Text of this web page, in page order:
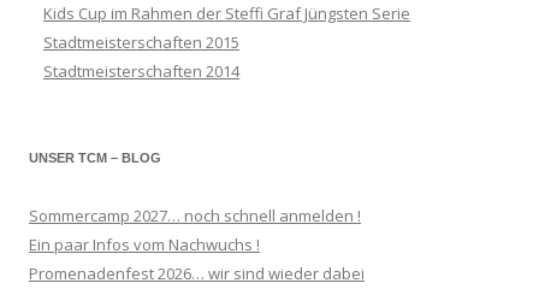
Kids Cup im Rahmen der Steffi Graf Jüngsten Serie
Stadtmeisterschaften 2015
Stadtmeisterschaften 2014
UNSER TCM – BLOG
Sommercamp 2027… noch schnell anmelden !
Ein paar Infos vom Nachwuchs !
Promenadenfest 2026… wir sind wieder dabei